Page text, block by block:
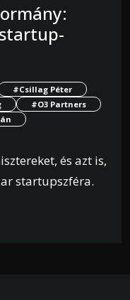
#Csillag Péter
#O3 Partners
és azt is,
startupszféra.